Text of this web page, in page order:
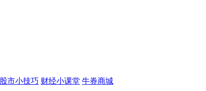
股市小技巧 财经小课堂 牛券商城